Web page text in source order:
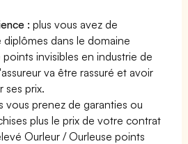
:plus vous avez de
dans le domaine
invisibles en industrie de
va être rassuré et avoir
ses prix.
vous prenez de garanties ou
plus le prix de votre contrat
Ourleur / Ourleuse points